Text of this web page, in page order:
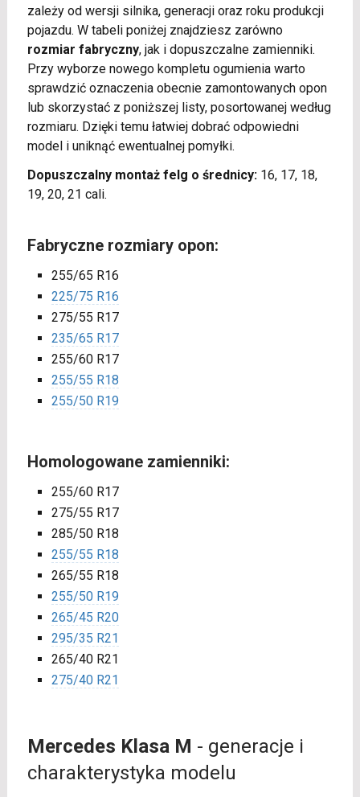
zależy od wersji silnika, generacji oraz roku produkcji
pojazdu. W tabeli poniżej znajdziesz zarówno
rozmiar fabryczny, jak i dopuszczalne zamienniki.
Przy wyborze nowego kompletu ogumienia warto
sprawdzić oznaczenia obecnie zamontowanych opon
lub skorzystać z poniższej listy, posortowanej według
rozmiaru. Dzięki temu łatwiej dobrać odpowiedni
model i uniknąć ewentualnej pomyłki.
Dopuszczalny montaż felg o średnicy:16, 17, 18,
19, 20, 21 cali.
Fabryczne rozmiary opon:
255/65 R16
225/75 R16
275/55 R17
235/65 R17
255/60 R17
255/55 R18
255/50 R19
Homologowane zamienniki:
255/60 R17
275/55 R17
285/50 R18
255/55 R18
265/55 R18
255/50 R19
265/45 R20
295/35 R21
265/40 R21
275/40 R21
Mercedes Klasa M - generacje i
charakterystyka modelu